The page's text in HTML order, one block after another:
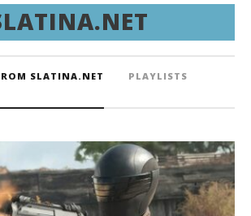
SLATINA.NET PLAYLISTS